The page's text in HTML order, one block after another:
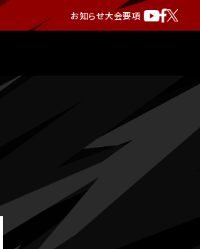
お知らせ大会要項